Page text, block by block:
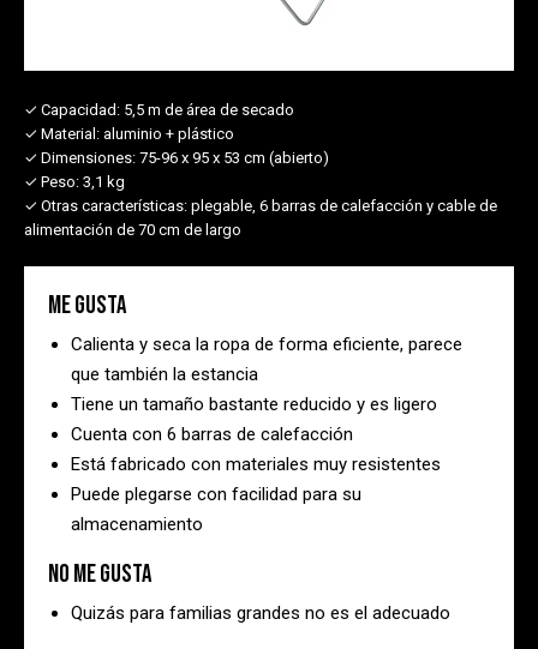
✓ Capacidad: 5,5 m de área de secado
✓ Material: aluminio + plástico
✓ Dimensiones: 75-96 x 95 x 53 cm (abierto)
✓ Peso: 3,1 kg
✓ Otras características: plegable, 6 barras de calefacción y cable de
alimentación de 70 cm de largo
Me gusta
Calienta y seca la ropa de forma eficiente, parece
que también la estancia
Tiene un tamaño bastante reducido y es ligero
Cuenta con 6 barras de calefacción
Está fabricado con materiales muy resistentes
Puede plegarse con facilidad para su
almacenamiento
No me gusta
Quizás para familias grandes no es el adecuado